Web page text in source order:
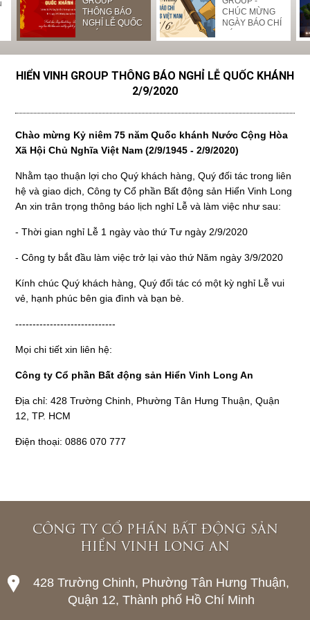
THÔNG BÁO
NGHỈ LỄ QUỐC
CHÚC MỪNG
NGÀY BÁO CHÍ
HIỂN VINH GROUP THÔNG BÁO NGHỈ LỄ QUỐC KHÁNH
2/9/2020
Chào mừng Kỷ niêm 75 năm Quốc khánh Nước Cộng Hòa
Xã Hội Chủ Nghĩa Việt Nam (2/9/1945 - 2/9/2020)
Nhằm tạo thuận lợi cho Quý khách hàng, Quý đối tác trong liên
hệ và giao dịch, Công ty Cổ phần Bất động sản Hiển Vinh Long
An xin trân trọng thông báo lịch nghỉ Lễ và làm việc như sau:
- Thời gian nghỉ Lễ 1 ngày vào thứ Tư ngày 2/9/2020
- Công ty bắt đầu làm việc trở lại vào thứ Năm ngày 3/9/2020
Kính chúc Quý khách hàng, Quý đối tác có một kỳ nghỉ Lễ vui
vẻ, hạnh phúc bên gia đình và bạn bè.
-----------------------------
Mọi chi tiết xin liên hệ:
Công ty Cổ phần Bất động sản Hiển Vinh Long An
Địa chỉ: 428 Trường Chinh, Phường Tân Hưng Thuận, Quận
12, TP. HCM
Điện thoại: 0886 070 777
CÔNG TY CỔ PHẦN BẤT ĐỘNG SẢN
HIỂN VINH LONG AN
428 Trường Chinh, Phường Tân Hưng Thuận,
Quận 12, Thành phố Hồ Chí Minh